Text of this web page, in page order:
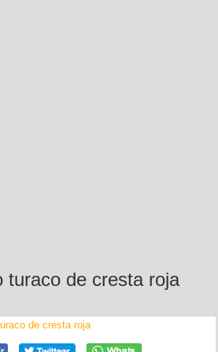
turaco de cresta roja